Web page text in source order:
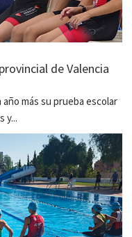
de Valencia
más su prueba escolar
y...